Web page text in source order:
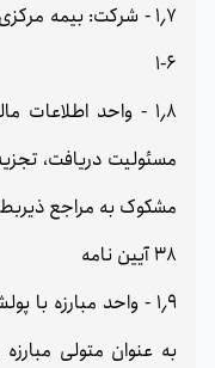
1٫7 - شرکت: بیمه
6-1
1٫8 - واحد
مسئولیت دریافت،
مشکوک به مراجع ذیربط
38 آیین نامه
1٫9 - واحد مبارزه
به عنوان متولی